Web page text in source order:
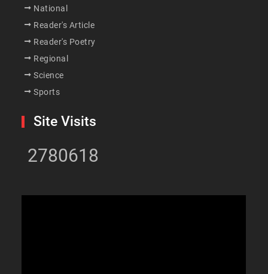
National
Reader's Article
Reader's Poetry
Regional
Science
Sports
Site Visits
2780618